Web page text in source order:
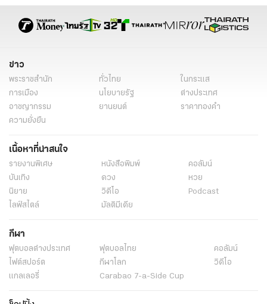
ข่าว
พระราชสำนัก ทั่วไทย
ในกระแส
การเมือง
นโยบายรัฐ
ต่างประเทศ
อาชญากรรม
ยานยนต์
ราคาทองคำ
ความยั่งยืน
เนื้อหาที่น่าสนใจ
รายงานพิเศษ หนังสือพิมพ์
คอลัมน์
บันเทิง
ดวง
หวย
นิยาย
วิดีโอ
Podcast
ไลฟ์สไตล์
มัลติมีเดีย
กีฬา
ฟุตบอลต่่างประเทศ ฟุตบอลไทย
คอลัมน์
ไฟต์สปอร์ต
กีฬาโลก
วิดีโอ
แกลเลอรี่
Carabao 7-a-Side Cup